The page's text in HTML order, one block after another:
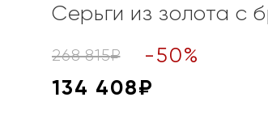
Серьги из золота с
268 815₽ -50%
134 408₽